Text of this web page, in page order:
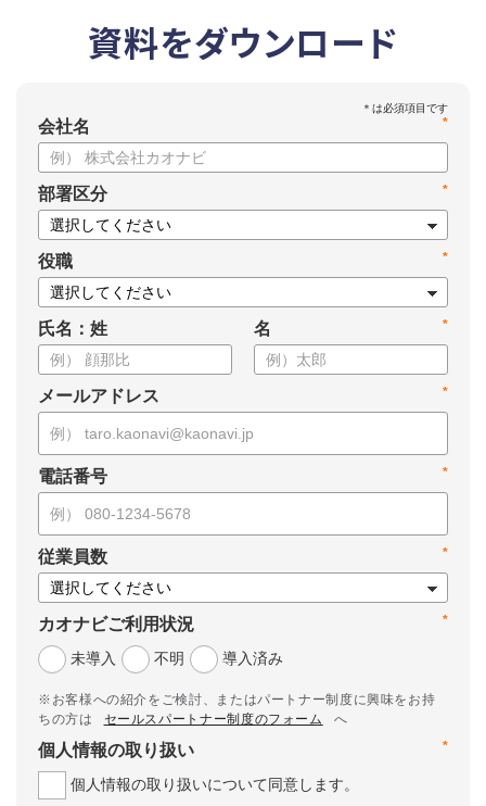
資料をダウンロード
*
会社名
*
部署区分
*
役職
氏名：姓 *
名
*
メールアドレス
*
電話番号
*
従業員数
*
カオナビご利用状況
未導入
不明 導入済み
※お客様への紹介をご検討、またはパートナー制度に興味をお持
ちの方は
セールスパートナー制度のフォーム
へ
*
個人情報の取り扱い
個人情報の取り扱いについて同意します。